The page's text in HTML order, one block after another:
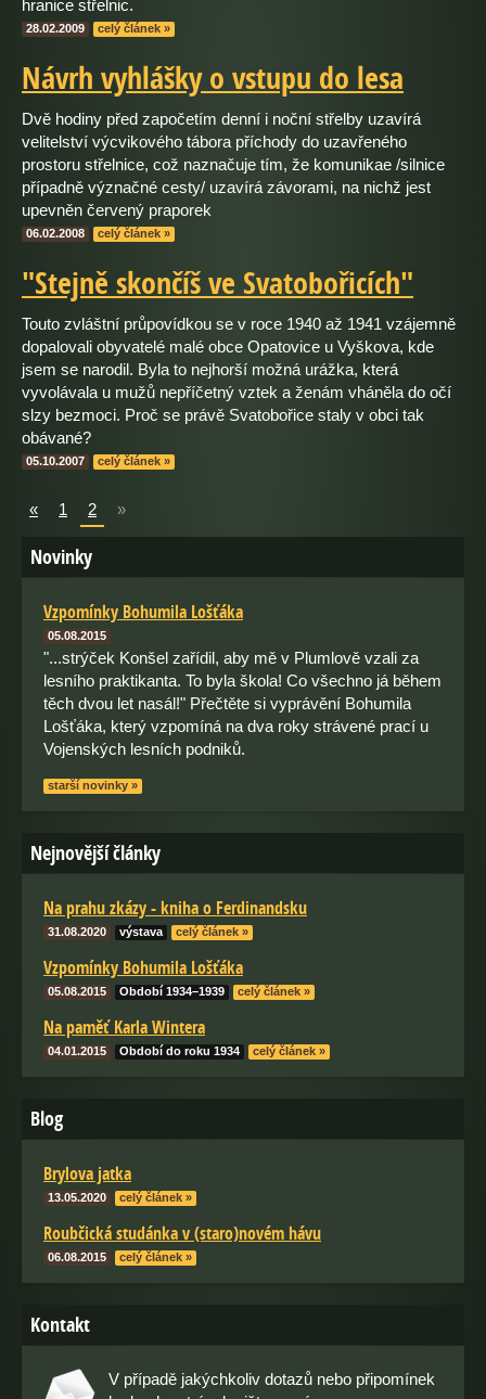
hranice střelnic.
28.02.2009 celý článek »
Návrh vyhlášky o vstupu do lesa
Dvě hodiny před započetím denní i noční střelby uzavírá
velitelství výcvikového tábora příchody do uzavřeného
prostoru střelnice, což naznačuje tím, že komunikae /silnice
případně význačné cesty/ uzavírá závorami, na nichž jest
upevněn červený praporek
06.02.2008 celý článek »
"Stejně skončíš ve Svatobořicích"
Touto zvláštní průpovídkou se v roce 1940 až 1941 vzájemně
dopalovali obyvatelé malé obce Opatovice u Vyškova, kde
jsem se narodil. Byla to nejhorší možná urážka, která
vyvolávala u mužů nepříčetný vztek a ženám vháněla do očí
slzy bezmoci. Proč se právě Svatobořice staly v obci tak
obávané?
05.10.2007 celý článek »
« 1 2 »
Novinky
Vzpomínky Bohumila Lošťáka
05.08.2015
"...strýček Konšel zařídil, aby mě v Plumlově vzali za
lesního praktikanta. To byla škola! Co všechno já během
těch dvou let nasál!" Přečtěte si vyprávění Bohumila
Lošťáka, který vzpomíná na dva roky strávené prací u
Vojenských lesních podniků.
starší novinky »
Nejnovější články
Na prahu zkázy - kniha o Ferdinandsku
31.08.2020 výstava celý článek »
Vzpomínky Bohumila Lošťáka
05.08.2015 Období 1934–1939 celý článek »
Na paměť Karla Wintera
04.01.2015 Období do roku 1934 celý článek »
Blog
Brylova jatka
13.05.2020 celý článek »
Roubčická studánka v (staro)novém hávu
06.08.2015 celý článek »
Kontakt
V případě jakýchkoliv dotazů nebo připomínek